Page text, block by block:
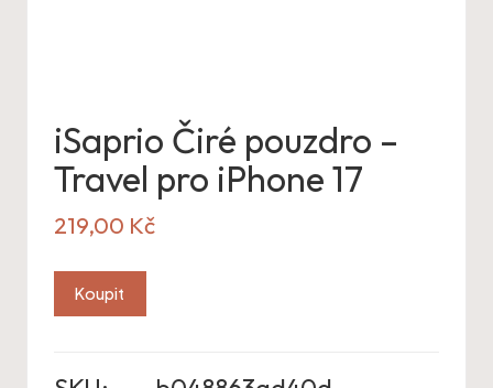
iSaprio Čiré pouzdro –
Travel pro iPhone 17
219,00 Kč
Koupit